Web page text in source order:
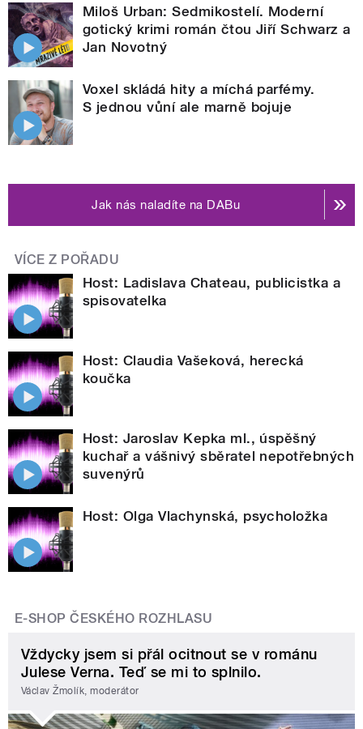
Miloš Urban: Sedmikostelí. Moderní
gotický krimi román čtou Jiří Schwarz a
Jan Novotný
Voxel skládá hity a míchá parfémy.
S jednou vůní ale marně bojuje
Jak nás naladíte na DABu
VÍCE Z POŘADU
Host: Ladislava Chateau, publicistka a
spisovatelka
Host: Claudia Vašeková, herecká
koučka
Host: Jaroslav Kepka ml., úspěšný
kuchař a vášnivý sběratel nepotřebných
suvenýrů
Host: Olga Vlachynská, psycholožka
E-SHOP ČESKÉHO ROZHLASU
Vždycky jsem si přál ocitnout se v románu
Julese Verna. Teď se mi to splnilo.
Václav Žmolík, moderátor